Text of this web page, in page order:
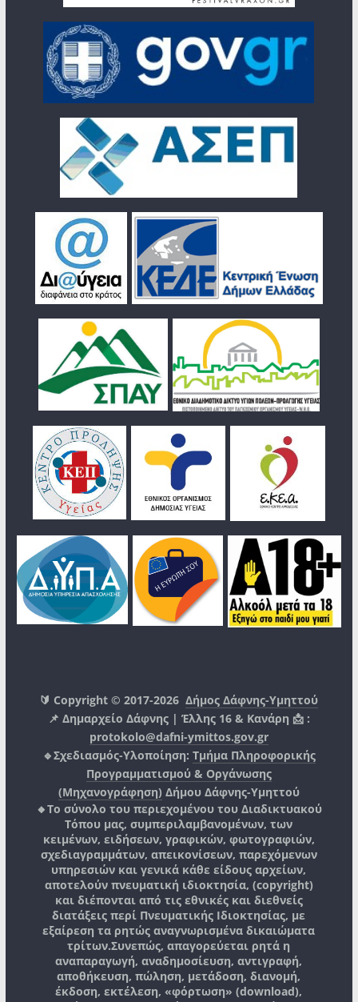
🔰 Copyright © 2017-2026Δήμος Δάφνης-Υμηττού
📌 Δημαρχείο Δάφνης | Έλλης 16 & Κανάρη 📩 :
protokolo@dafni-ymittos.gov.gr
🔹Σχεδιασμός-Υλοποίηση: Τμήμα Πληροφορικής
Προγραμματισμού & Οργάνωσης
(Μηχανογράφηση) Δήμου Δάφνης-Υμηττού
🔸Το σύνολο του περιεχομένου του Διαδικτυακού
Τόπου μας, συμπεριλαμβανομένων, των
κειμένων, ειδήσεων, γραφικών, φωτογραφιών,
σχεδιαγραμμάτων, απεικονίσεων, παρεχόμενων
υπηρεσιών και γενικά κάθε είδους αρχείων,
αποτελούν πνευματική ιδιοκτησία, (copyright)
και διέπονται από τις εθνικές και διεθνείς
διατάξεις περί Πνευματικής Ιδιοκτησίας, με
εξαίρεση τα ρητώς αναγνωρισμένα δικαιώματα
τρίτων.Συνεπώς, απαγορεύεται ρητά η
αναπαραγωγή, αναδημοσίευση, αντιγραφή,
αποθήκευση, πώληση, μετάδοση, διανομή,
έκδοση, εκτέλεση, «φόρτωση» (download),